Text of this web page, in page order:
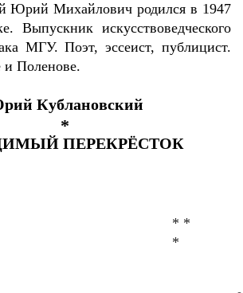
Юрий Михайлович родился в 1947
Выпускник искусствоведческого
МГУ. Поэт, эссеист, публицист.
Поленове.
Кублановский
*
ПЕРЕКРЁСТОК
* *
*